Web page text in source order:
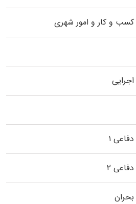
و کار و امور شهری
۱
۲